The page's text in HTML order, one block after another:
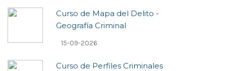
Curso de Mapa del Delito -
Geografía Criminal
15-09-2026
Curso de Perfiles Criminales